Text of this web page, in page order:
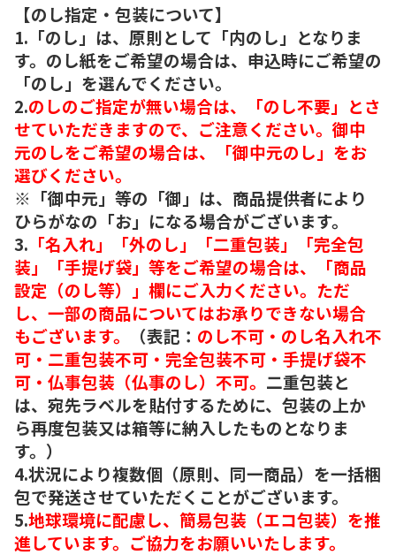
【のし指定・包装について】
1.「のし」は、原則として「内のし」となりま
す。のし紙をご希望の場合は、申込時にご希望の
「のし」を選んでください。
2.のしのご指定が無い場合は、「のし不要」とさ
せていただきますので、ご注意ください。御中
元のしをご希望の場合は、「御中元のし」をお
選びください。
※「御中元」等の「御」は、商品提供者により
ひらがなの「お」になる場合がございます。
3. 「名入れ」「外のし」「二重包装」「完全包
装」「手提げ袋」等をご希望の場合は、「商品
設定（のし等）」欄にご入力ください。ただ
し、一部の商品についてはお承りできない場合
もございます。
（表記： のし不可・のし名入れ不
可・二重包装不可・完全包装不可・手提げ袋不
可・仏事包装（仏事のし）不可。 二重包装と
は、宛先ラベルを貼付するために、包装の上か
ら再度包装又は箱等に納入したものとなりま
す。）
4.状況により複数個（原則、同一商品）を一括梱
包で発送させていただくことがございます。
5.地球環境に配慮し、簡易包装（エコ包装）を推
進しています。ご協力をお願いいたします。